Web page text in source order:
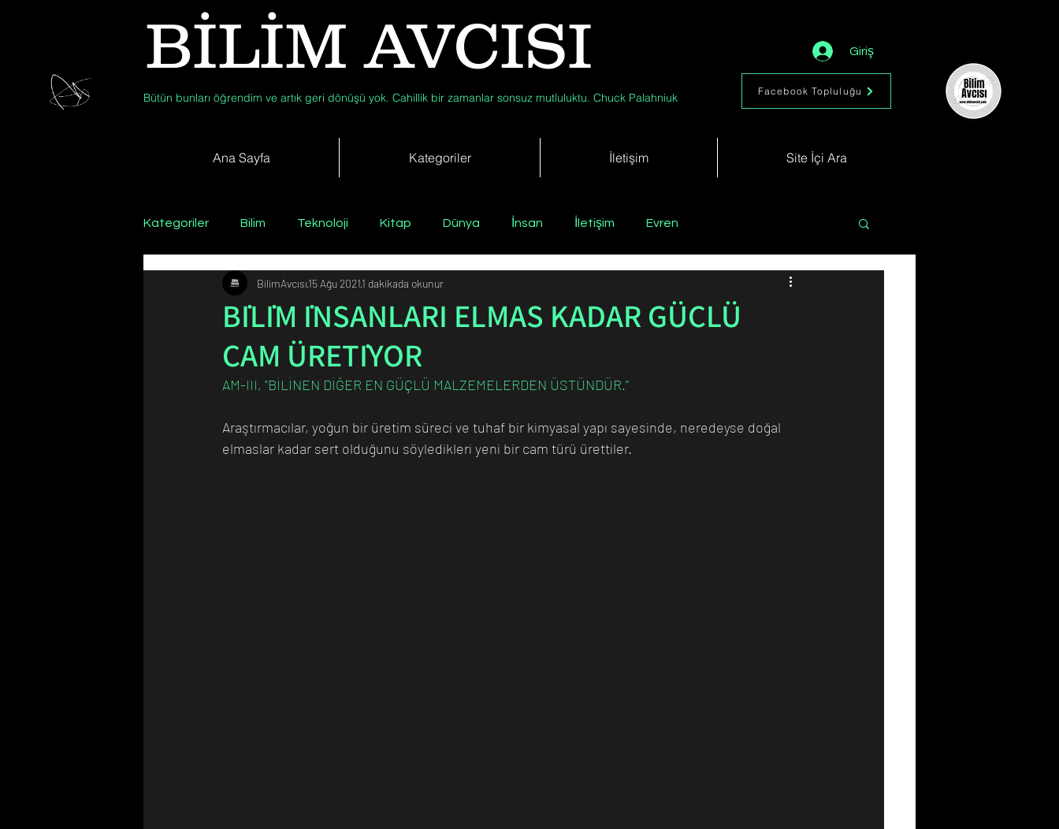
BİLİM AVCISI
Bütün bunları öğrendim ve artık geri dönüşü yok. Cahillik bir zamanlar sonsuz mutluluktu. Chuck Palahniuk
Giriş
Facebook Topluluğu
Ana Sayfa Kategoriler İletişim Site İçi Ara
Kategoriler Bilim Teknoloji Kitap Dünya İnsan İletişim Evren
Psikoloji / Sosyoloji / Felsefe Tıp Arkeoloji
Günün Fotoğrafı Biyoloji
BİLİM İNSANLARI ELMAS KADAR GÜÇLÜ
CAM ÜRETİYOR
BilimAvcısı15 Ağu 20211 dakikada okunur
AM-III, "BİLİNEN DİĞER EN GÜÇLÜ MALZEMELERDEN ÜSTÜNDÜR."
Araştırmacılar, yoğun bir üretim süreci ve tuhaf bir kimyasal yapı sayesinde, neredeyse doğal
elmaslar kadar sert olduğunu söyledikleri yeni bir cam türü ürettiler.